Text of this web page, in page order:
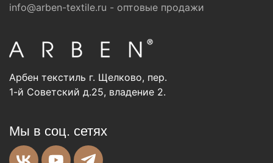
info@arben-textile.ru - оптовые продажи
Арбен текстиль г. Щелково, пер.
1-й Советский д.25, владение 2.
Мы в соц. сетях